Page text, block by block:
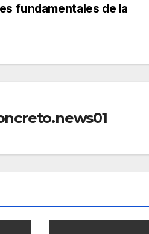
fundamentales de la